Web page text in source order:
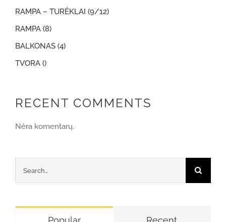
RAMPA – TURĖKLAI (9/12)
RAMPA (8)
BALKONAS (4)
TVORA ()
RECENT COMMENTS
Nėra komentarų.
for: